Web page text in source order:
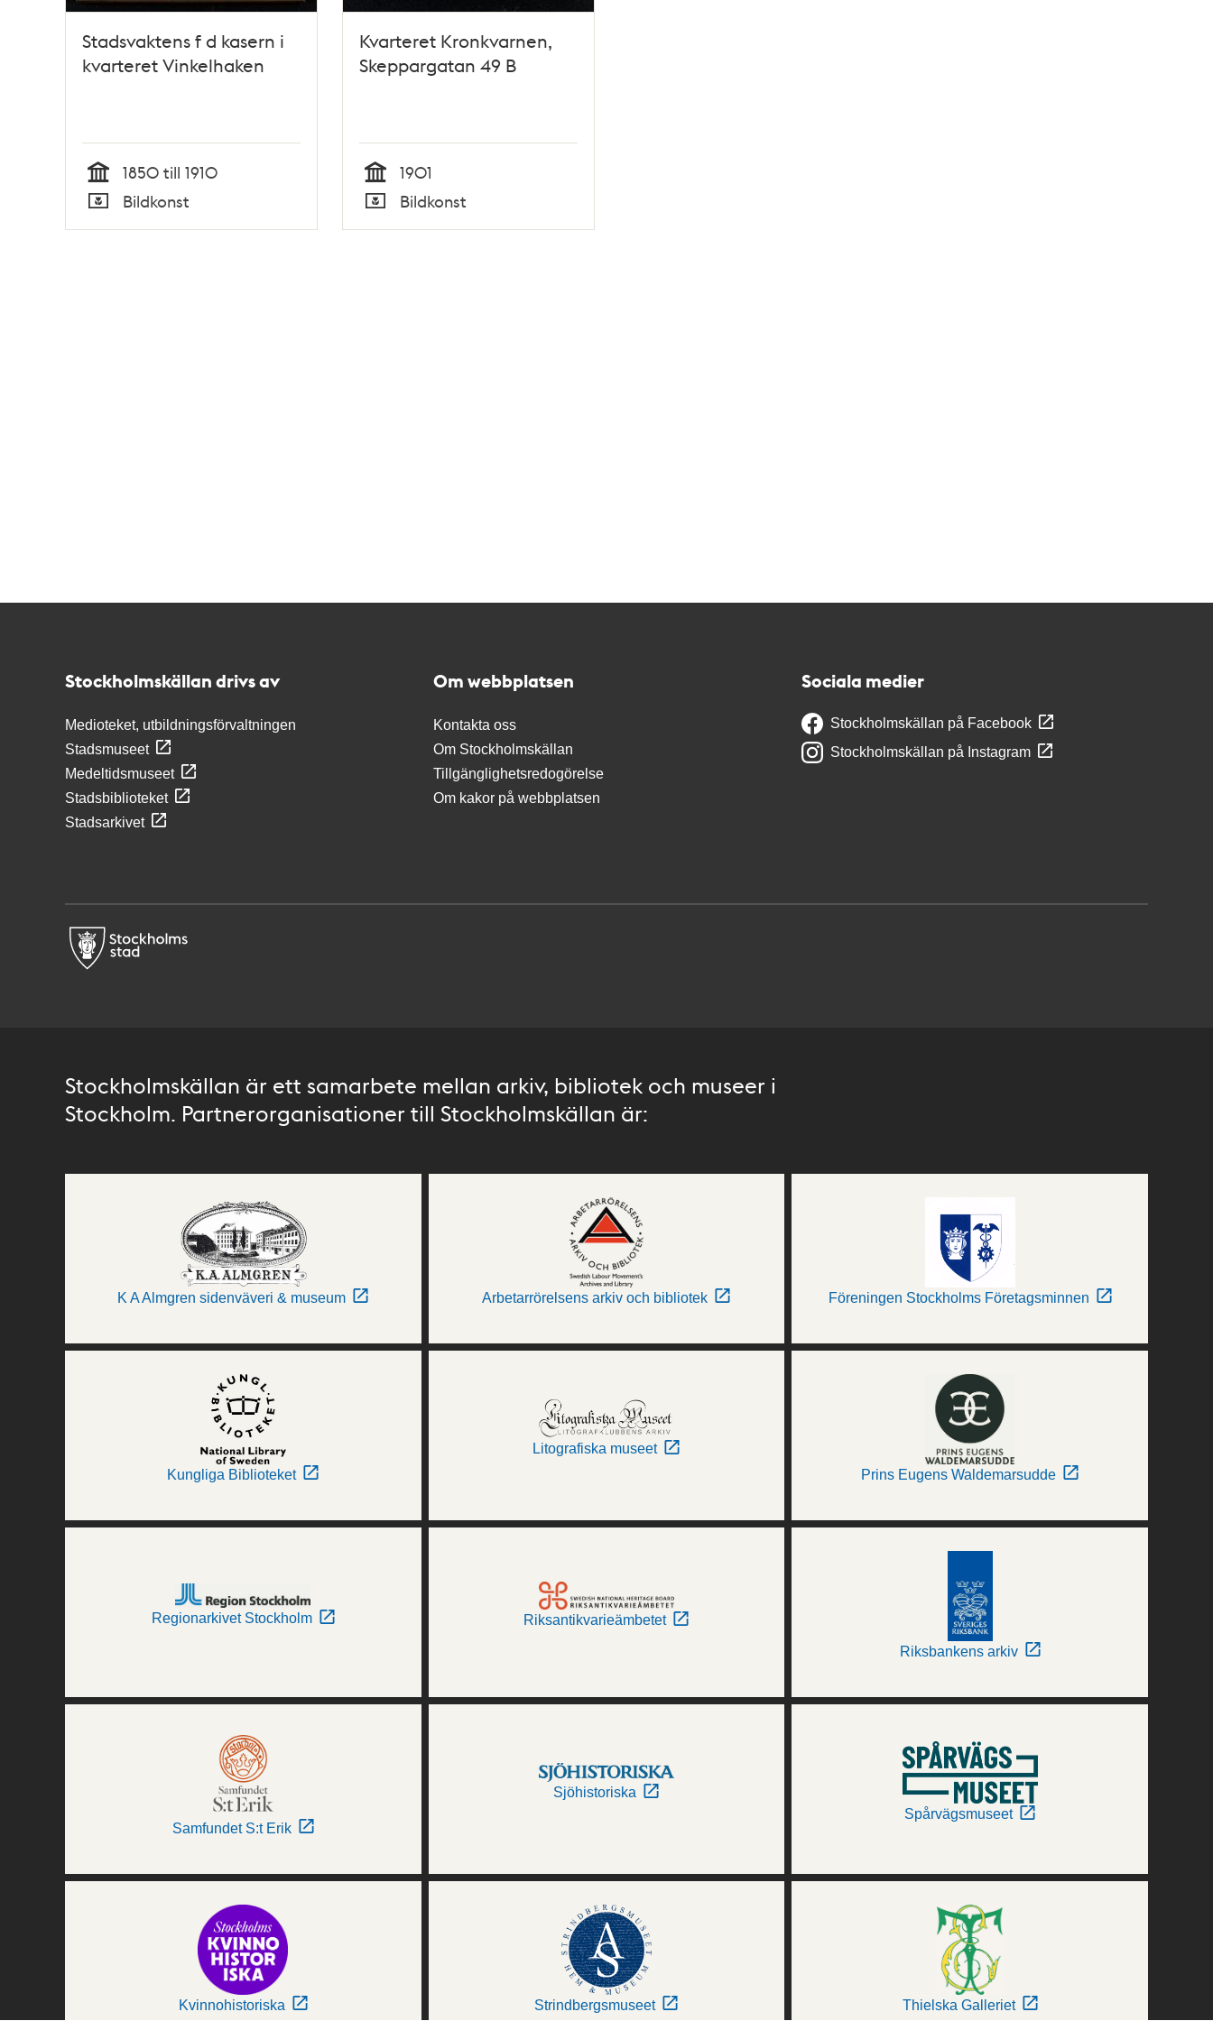
Stadsvaktens f d kasern i
kvarteret Vinkelhaken
Tid
1850 till 1910
Typ
Bildkonst
Kvarteret Kronkvarnen,
Skeppargatan 49 B
Tid
1901
Typ
Bildkonst
Stockholmskällan drivs av
Medioteket, utbildningsförvaltningen
Stadsmuseet
Medeltidsmuseet
Stadsbiblioteket
Stadsarkivet
Om webbplatsen
Kontakta oss
Om Stockholmskällan
Tillgänglighetsredogörelse
Om kakor på webbplatsen
Sociala medier
Stockholmskällan på Facebook
Stockholmskällan på Instagram
Stockholmskällan är ett samarbete mellan arkiv, bibliotek och museer i
Stockholm. Partnerorganisationer till Stockholmskällan är:
K A Almgren sidenväveri & museum Arbetarrörelsens arkiv och bibliotek Föreningen Stockholms Företagsminnen
Kungliga Biblioteket
Litografiska museet
Prins Eugens Waldemarsudde
Regionarkivet Stockholm Riksantikvarieämbetet
Riksbankens arkiv
Samfundet S:t Erik
Sjöhistoriska
Spårvägsmuseet
Kvinnohistoriska Strindbergsmuseet Thielska Galleriet